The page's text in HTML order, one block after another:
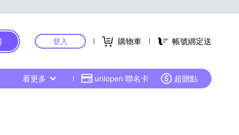
登入 購物車 帳號綁定送
看更多 uniopen 聯名卡 超贈點